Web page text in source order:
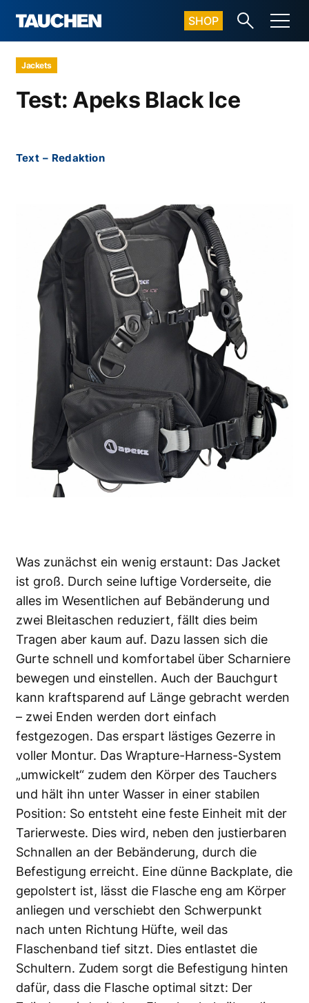
SHOP
Jackets
Test: Apeks Black Ice
Text – Redaktion
Was zunächst ein wenig erstaunt: Das Jacket
ist groß. Durch seine luftige Vorderseite, die
alles im Wesentlichen auf Bebänderung und
zwei Bleitaschen reduziert, fällt dies beim
Tragen aber kaum auf. Dazu lassen sich die
Gurte schnell und komfortabel über Scharniere
bewegen und einstellen. Auch der Bauchgurt
kann kraftsparend auf Länge gebracht werden
– zwei Enden werden dort einfach
festgezogen. Das erspart lästiges Gezerre in
voller Montur. Das Wrapture-Harness-System
„umwickelt“ zudem den Körper des Tauchers
und hält ihn unter Wasser in einer stabilen
Position: So entsteht eine feste Einheit mit der
Tarierweste. Dies wird, neben den justierbaren
Schnallen an der Bebänderung, durch die
Befestigung erreicht. Eine dünne Backplate, die
gepolstert ist, lässt die Flasche eng am Körper
anliegen und verschiebt den Schwerpunkt
nach unten Richtung Hüfte, weil das
Flaschenband tief sitzt. Dies entlastet die
Schultern. Zudem sorgt die Befestigung hinten
dafür, dass die Flasche optimal sitzt: Der